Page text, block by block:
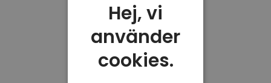
Hej, vi
använder
cookies.